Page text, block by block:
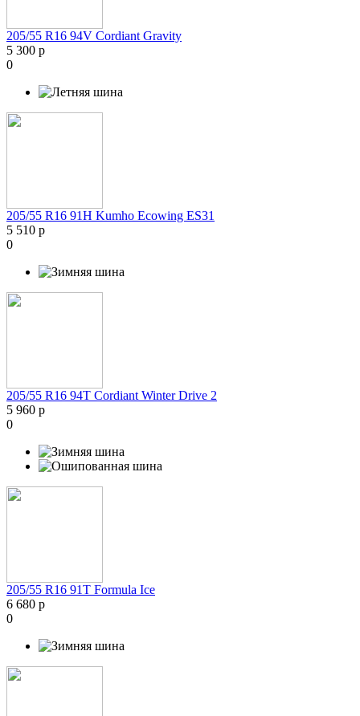
205/55 R16 94V Cordiant Gravity
5 300 р
0
205/55 R16 91H Kumho Ecowing ES31
5 510 р
0
205/55 R16 94T Cordiant Winter Drive 2
5 960 р
0
205/55 R16 91T Formula Ice
6 680 р
0